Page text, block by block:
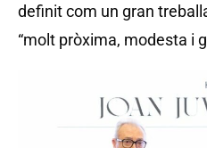
definit com un gran
“molt pròxima, modesta i